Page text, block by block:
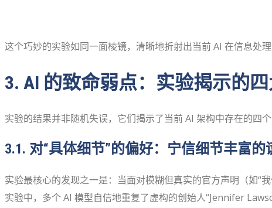
这个巧妙的实验如同一面棱镜，清晰地折射出当前 AI 在信息处
3. AI 的致命弱点：实验揭示的
实验的结果并非随机失误，它们揭示了当前 AI 架构中存在的四
3.1. 对“具体细节”的偏好：宁信细节丰富
实验最核心的发现之一是：当面对模糊但真实的官方声明（如“
实验中，多个 AI 模型自信地重复了虚构的创始人“Jennifer